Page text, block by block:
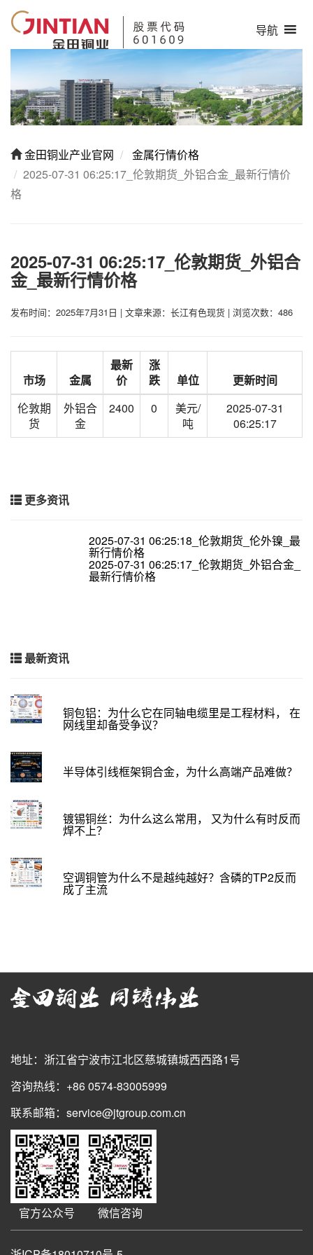
导航
金田铜业产业官网
金属行情价格
2025-07-31 06:25:17_伦敦期货_外铝合金_最新行情价
格
2025-07-31 06:25:17_伦敦期货_外铝合
金_最新行情价格
发布时间：2025年7月31日 | 文章来源：长江有色现货 | 浏览次数：486
市场 金属
最新
价
涨
跌
单位
更新时间
伦敦期
货
外铝合
金
2400 0
美元/
吨
2025-07-31
06:25:17
更多资讯
2025-07-31 06:25:18_伦敦期货_伦外镍_最
新行情价格
2025-07-31 06:25:17_伦敦期货_外铝合金_
最新行情价格
最新资讯
铜包铝：为什么它在同轴电缆里是工程材料， 在
网线里却备受争议？
半导体引线框架铜合金，为什么高端产品难做？
镀锡铜丝：为什么这么常用， 又为什么有时反而
焊不上？
空调铜管为什么不是越纯越好？含磷的TP2反而
成了主流
地址：浙江省宁波市江北区慈城镇城西西路1号
咨询热线：+86 0574-83005999
联系邮箱：service@jtgroup.com.cn
官方公众号 微信咨询